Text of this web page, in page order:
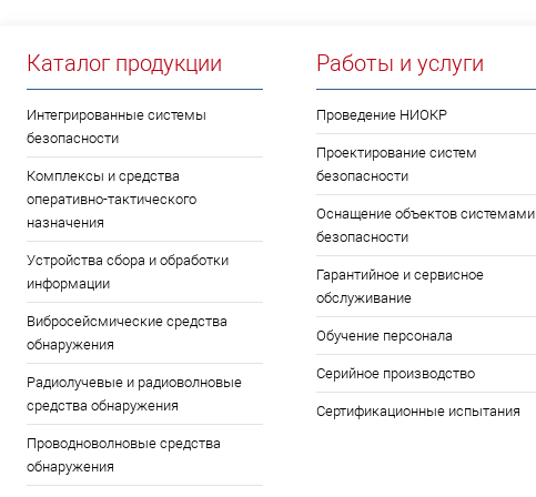
Каталог продукции
Интегрированные системы
безопасности
Комплексы и средства
оперативно-тактического
назначения
Устройства сбора и обработки
информации
Вибросейсмические средства
обнаружения
Радиолучевые и радиоволновые
средства обнаружения
Проводноволновые средства
обнаружения
Работы и услуги
Проведение НИОКР
Проектирование систем
безопасности
Оснащение объектов системами
безопасности
Гарантийное и сервисное
обслуживание
Обучение персонала
Серийное производство
Сертификационные испытания